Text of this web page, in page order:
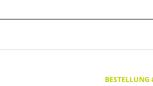
BESTELLUNG